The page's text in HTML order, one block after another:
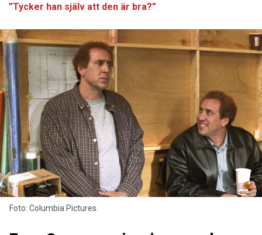
”Tycker han själv att den är bra?”
Foto: Columbia Pictures.